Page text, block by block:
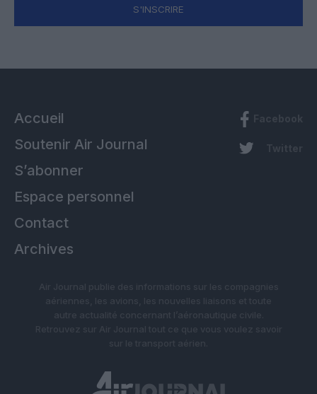
S'INSCRIRE
Accueil
Soutenir Air Journal
S’abonner
Espace personnel
Contact
Archives